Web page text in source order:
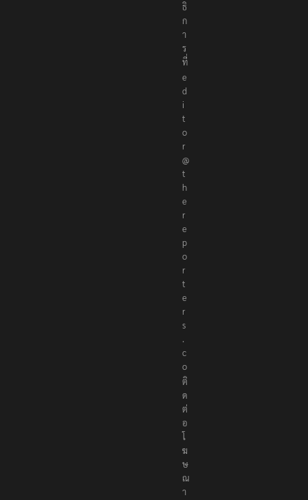
ธิ
ก
า
ร
ที่
e
d
i
t
o
r
@
t
h
e
r
e
p
o
r
t
e
r
s
.
c
o
ติ
ด
ต่
อ
โ
ฆ
ษ
ณ
า